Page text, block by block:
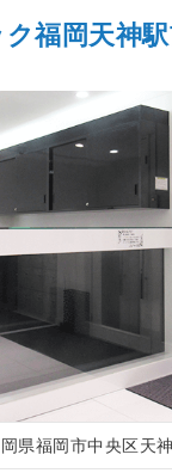
福岡天神
県福岡市中央区天